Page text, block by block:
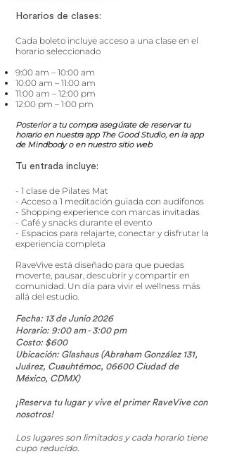
Horarios de clases:
Cada boleto incluye acceso a una clase en el
horario seleccionado
9:00 am – 10:00 am
10:00 am – 11:00 am
11:00 am – 12:00 pm
12:00 pm – 1:00 pm
Posterior a tu compra asegúrate de reservar tu
horario en nuestra app The Good Studio, en la app
de Mindbody o en nuestro sitio web
Tu entrada incluye:
- 1 clase de Pilates Mat
- Acceso a 1 meditación guiada con audifonos
- Shopping experience con marcas invitadas
- Café y snacks durante el evento
- Espacios para relajarte, conectar y disfrutar la
experiencia completa
RaveVive está diseñado para que puedas
moverte, pausar, descubrir y compartir en
comunidad. Un día para vivir el wellness más
allá del estudio.
Fecha: 13 de Junio 2026
Horario: 9:00 am - 3:00 pm
Costo: $600
Ubicación: Glashaus​​​​ (Abraham González 131,
Juárez, Cuauhtémoc, 06600 Ciudad de
México, CDMX)
¡Reserva tu lugar y vive el primer RaveVive con
nosotros!
Los lugares son limitados y cada horario tiene
cupo reducido.